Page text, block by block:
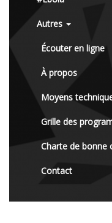
Autres
Écouter en ligne
À propos
Moyens
Grille des
Charte de bonne
Contact